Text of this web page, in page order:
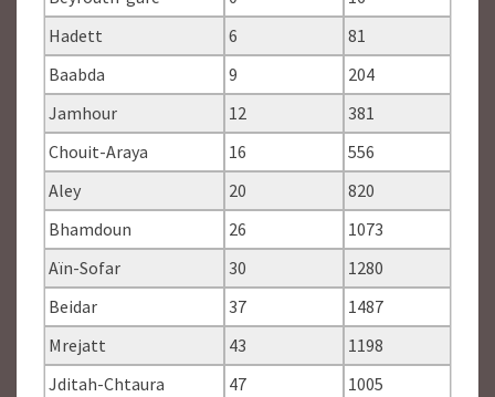
Hadett
6
81
Baabda
9
204
Jamhour
12
381
Chouit-Araya
16
556
Aley
20
820
Bhamdoun
26
1073
Aïn-Sofar
30
1280
Beidar
37
1487
Mrejatt
43
1198
Jditah-Chtaura
47
1005